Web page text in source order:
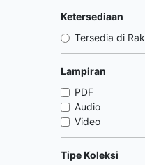
Ketersediaan
Tersedia di Rak
Lampiran
PDF
Audio
Video
Tipe Koleksi